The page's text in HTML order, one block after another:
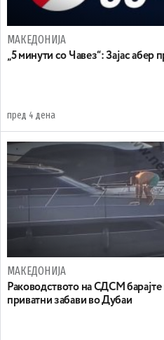
МАКЕДОНИЈА
„5 минути со Чавез“: Зајас абер
пред 4 дена
МАКЕДОНИЈА
Раководството на СДСМ барајте
приватни забави во Дубаи